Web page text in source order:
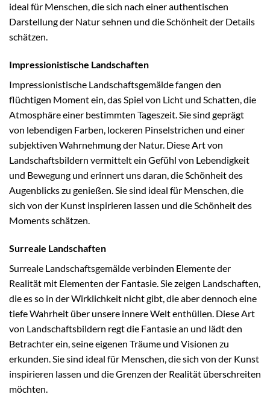
ideal für Menschen, die sich nach einer authentischen
Darstellung der Natur sehnen und die Schönheit der Details
schätzen.
Impressionistische Landschaften
Impressionistische Landschaftsgemälde fangen den
flüchtigen Moment ein, das Spiel von Licht und Schatten, die
Atmosphäre einer bestimmten Tageszeit. Sie sind geprägt
von lebendigen Farben, lockeren Pinselstrichen und einer
subjektiven Wahrnehmung der Natur. Diese Art von
Landschaftsbildern vermittelt ein Gefühl von Lebendigkeit
und Bewegung und erinnert uns daran, die Schönheit des
Augenblicks zu genießen. Sie sind ideal für Menschen, die
sich von der Kunst inspirieren lassen und die Schönheit des
Moments schätzen.
Surreale Landschaften
Surreale Landschaftsgemälde verbinden Elemente der
Realität mit Elementen der Fantasie. Sie zeigen Landschaften,
die es so in der Wirklichkeit nicht gibt, die aber dennoch eine
tiefe Wahrheit über unsere innere Welt enthüllen. Diese Art
von Landschaftsbildern regt die Fantasie an und lädt den
Betrachter ein, seine eigenen Träume und Visionen zu
erkunden. Sie sind ideal für Menschen, die sich von der Kunst
inspirieren lassen und die Grenzen der Realität überschreiten
möchten.